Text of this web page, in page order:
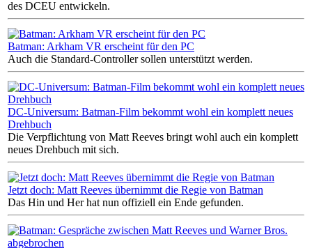
des DCEU entwickeln.
Batman: Arkham VR erscheint für den PC
Auch die Standard-Controller sollen unterstützt werden.
DC-Universum: Batman-Film bekommt wohl ein komplett neues
Drehbuch
Die Verpflichtung von Matt Reeves bringt wohl auch ein komplett
neues Drehbuch mit sich.
Jetzt doch: Matt Reeves übernimmt die Regie von Batman
Das Hin und Her hat nun offiziell ein Ende gefunden.